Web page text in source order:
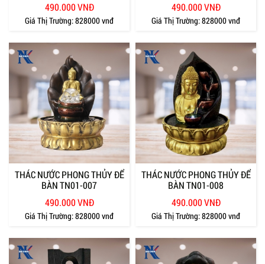
490.000 VNĐ
Giá Thị Trường:828000 vnđ
490.000 VNĐ
Giá Thị Trường:828000 vnđ
THÁC NƯỚC PHONG THỦY ĐỂ
BÀN TN01-007
490.000 VNĐ
Giá Thị Trường:828000 vnđ
THÁC NƯỚC PHONG THỦY ĐỂ
BÀN TN01-008
490.000 VNĐ
Giá Thị Trường:828000 vnđ